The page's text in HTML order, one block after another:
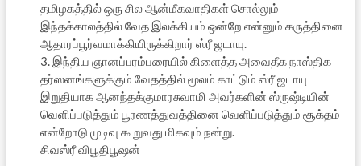
தமிழகத்தில் ஒரு சில ஆன்மீகவாதிகள் சொல்லும்
இந்தக்காலத்தில் வேத இலக்கியம் ஒன்றே என்னும் கருத்தினை
ஆதாரப்பூர்வமாக்கியிருக்கிறார் ஸ்ரீ ஜடாயு.
3. இந்திய ஞானப்பரம்பரையில் கிளைத்த அவைதீக நாஸ்திக
தர்ஸனங்களுக்கும் வேதத்தில் மூலம் காட்டும் ஸ்ரீ ஜடாயு
இறுதியாக ஆனந்தக்குமாரசுவாமி அவர்களின் ஸ்ருஷ்டியின்
வெளிப்படுத்தும் பூரணத்துவத்தினை வெளிப்படுத்தும் சூக்தம்
என்றோடு முடிவு கூறுவது மிகவும் நன்று.
சிவஸ்ரீ விபூதிபூஷன்